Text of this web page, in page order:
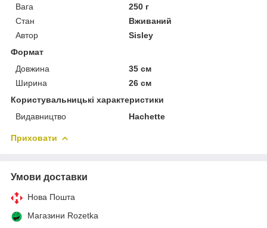
Вага
250 г
Стан
Вживаний
Автор
Sisley
Формат
Довжина
35 см
Ширина
26 см
Користувальницькі характеристики
Видавництво
Hachette
Приховати
Умови доставки
Нова Пошта
Магазини Rozetka